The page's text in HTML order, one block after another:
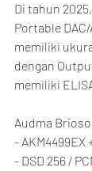
Di tahun
Portable
memiliki
dengan
memiliki
Audma
- AKM4499EX
- DSD 256 /